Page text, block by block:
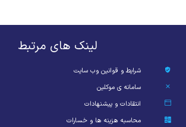
لینک های مرتبط
شرایط و قوانین وب سایت
سامانه ی موکلین
انتقادات و پیشنهادات
محاسبه هزینه ها و خسارات